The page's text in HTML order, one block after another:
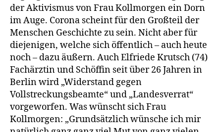
der Aktivismus von Frau Kollmorgen ein Dorn
im Auge. Corona scheint für den Großteil der
Menschen Geschichte zu sein. Nicht aber für
diejenigen, welche sich öffentlich – auch heute
noch – dazu äußern. Auch Elfriede Krutsch (74)
Fachärztin und Schöffin seit über 26 Jahren in
Berlin wird „Widerstand gegen
Vollstreckungsbeamte“ und „Landesverrat“
vorgeworfen. Was wünscht sich Frau
Kollmorgen: „Grundsätzlich wünsche ich mir